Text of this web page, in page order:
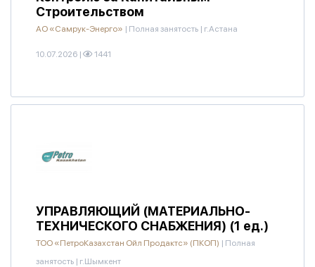
Строительством
АО «Самрук-Энерго» | Полная занятость | г.Астана
10.07.2026 | 1441
УПРАВЛЯЮЩИЙ (МАТЕРИАЛЬНО-
ТЕХНИЧЕСКОГО СНАБЖЕНИЯ) (1 ед.)
ТОО «ПетроКазахстан Ойл Продактс» (ПКОП) | Полная
занятость | г.Шымкент